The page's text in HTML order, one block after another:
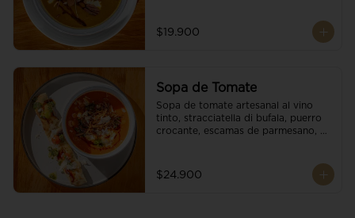
$19.900
Sopa de Tomate
Sopa de tomate artesanal al vino
tinto, stracciatella di bufala, puerro
crocante, escamas de parmesano,
Acompañado de un tostón de pan
focaccia.
$24.900